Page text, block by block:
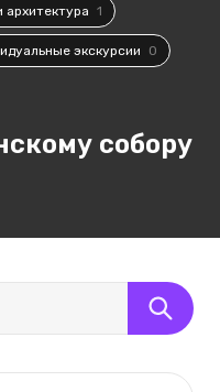
архитектура 1
экскурсии 0
собору